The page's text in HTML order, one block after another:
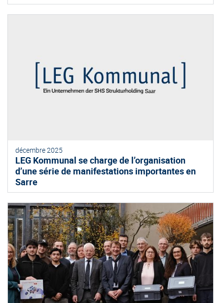
décembre 2025
LEG Kommunal se charge de l’organisation
d’une série de manifestations importantes en
Sarre